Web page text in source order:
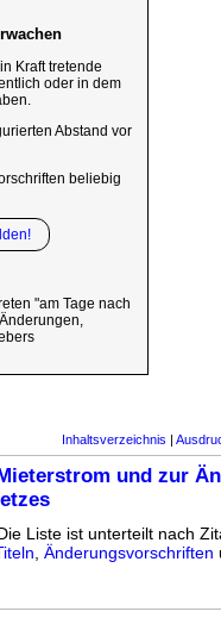
Kraft tretende
oder in dem
Abstand vor
beliebig
"am Tage nach
Inhaltsverzeichnis |
und zur
Liste ist unterteilt nach
Änderungsvorschriften